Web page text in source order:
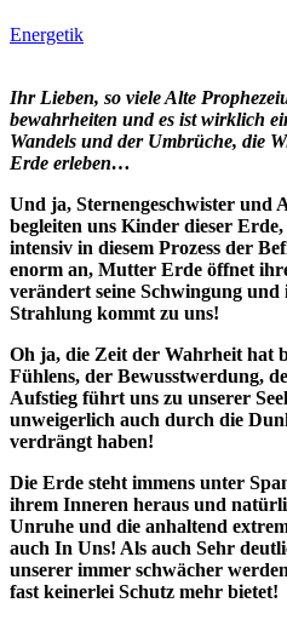
Energetik
Ihr Lieben, so viele Alte
bewahrheiten und es ist wirklich
Wandels und der Umbrüche, die
Erde erleben…
Und ja, Sternengeschwister und
begleiten uns Kinder dieser
intensiv in diesem Prozess der
enorm an, Mutter Erde öffnet
verändert seine Schwingung und
Strahlung kommt zu uns!
Oh ja, die Zeit der Wahrheit hat
Fühlens, der Bewusstwerdung,
Aufstieg führt uns zu unserer
unweigerlich auch durch die
verdrängt haben!
Die Erde steht immens unter
ihrem Inneren heraus und
Unruhe und die anhaltend
auch In Uns! Als auch Sehr
unserer immer schwächer
fast keinerlei Schutz mehr bietet!